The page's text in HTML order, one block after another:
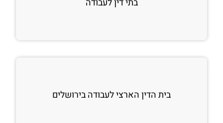
בית הדין הארצי לעבודה בירושלים